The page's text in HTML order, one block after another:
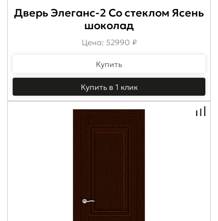
Дверь Элеганс-2 Со стеклом Ясень
шоколад
Цена: 52990 ₽
Купить
Купить в 1 клик